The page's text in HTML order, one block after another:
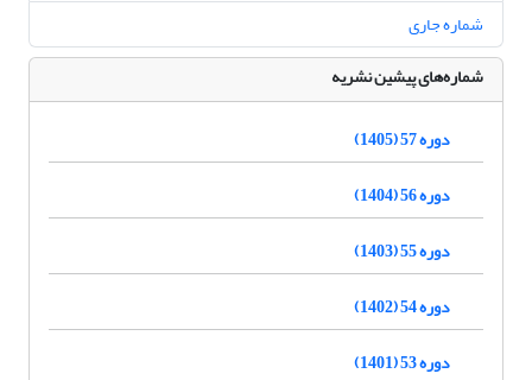
شماره جاری
شماره‌های پیشین نشریه
دوره 57 (1405)
دوره 56 (1404)
دوره 55 (1403)
دوره 54 (1402)
دوره 53 (1401)